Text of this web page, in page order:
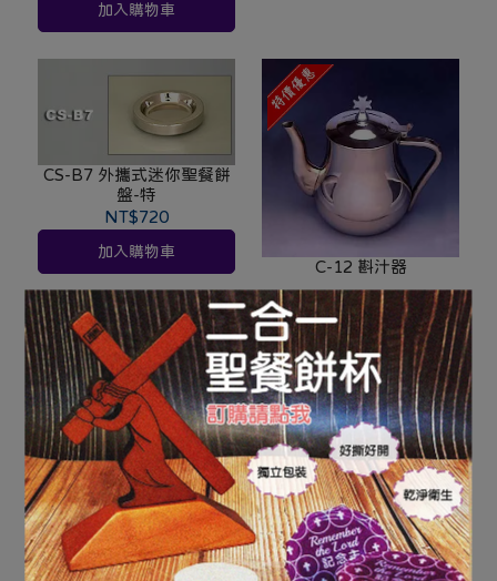
加入購物車
CS-B7 外攜式迷你聖餐餅
盤-特
NT$720
加入購物車
C-12 斟汁器
NT$1,800 NT$2,250
加入購物車
CS-B5 聖餐餅盤-特
NT$1,220
加入購物車